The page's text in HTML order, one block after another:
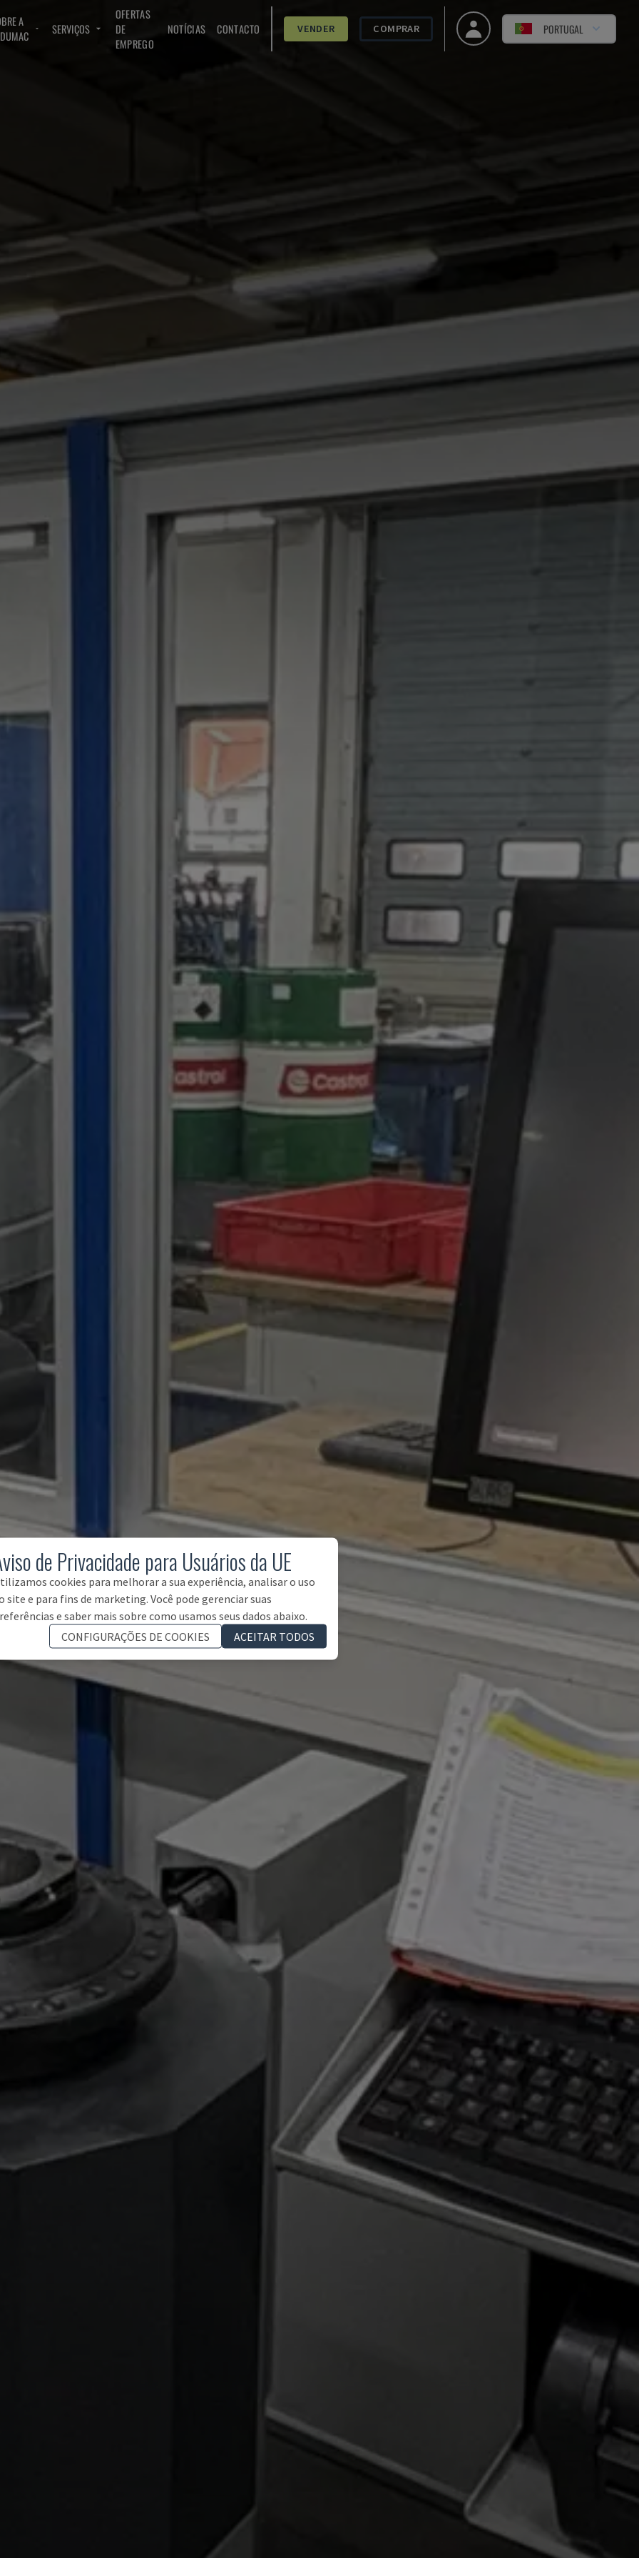
A
SERVIÇOS
OFERTAS
DE
EMPREGO
NOTÍCIAS CONTACTO VENDER COMPRAR PORTUGAL
de Privacidade para Usuários da UE
cookies para melhorar a sua experiência, analisar o uso
site e para fins de marketing. Você pode gerenciar suas
e saber mais sobre como usamos seus dados abaixo.
CONFIGURAÇÕES DE COOKIES
ACEITAR TODOS